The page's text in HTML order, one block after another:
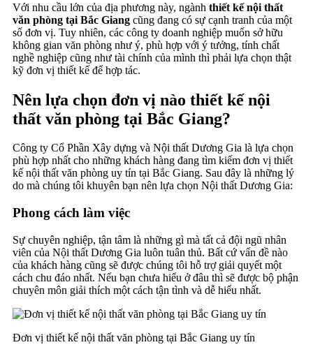
Với nhu cầu lớn của địa phương này, ngành thiết kế nội thất
văn phòng tại Bắc Giang cũng đang có sự cạnh tranh của một
số đơn vị. Tuy nhiên, các công ty doanh nghiệp muốn sở hữu
không gian văn phòng như ý, phù hợp với ý tưởng, tính chất
nghề nghiệp cũng như tài chính của mình thì phải lựa chọn thật
kỹ đơn vị thiết kế để hợp tác.
Nên lựa chọn đơn vị nào thiết kế nội
thất văn phòng tại Bắc Giang?
Công ty Cổ Phần Xây dựng và Nội thất Dương Gia là lựa chọn
phù hợp nhất cho những khách hàng đang tìm kiếm đơn vị thiết
kế nội thất văn phòng uy tín tại Bắc Giang. Sau đây là những lý
do mà chúng tôi khuyên bạn nên lựa chọn Nội thất Dương Gia:
Phong cách làm việc
Sự chuyên nghiệp, tận tâm là những gì mà tất cả đội ngũ nhân
viên của Nội thất Dương Gia luôn tuân thủ. Bất cứ vấn đề nào
của khách hàng cũng sẽ được chúng tôi hỗ trợ giải quyết một
cách chu đáo nhất. Nếu bạn chưa hiểu ở đâu thì sẽ được bộ phận
chuyên môn giải thích một cách tận tình và dễ hiểu nhất.
Đơn vị thiết kế nội thất văn phòng tại Bắc Giang uy tín